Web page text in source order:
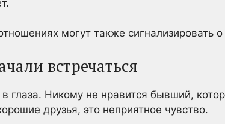
могут также сигнализировать
встречаться
глаза. Никому не нравится бывший,
друзья, это неприятное чувство.